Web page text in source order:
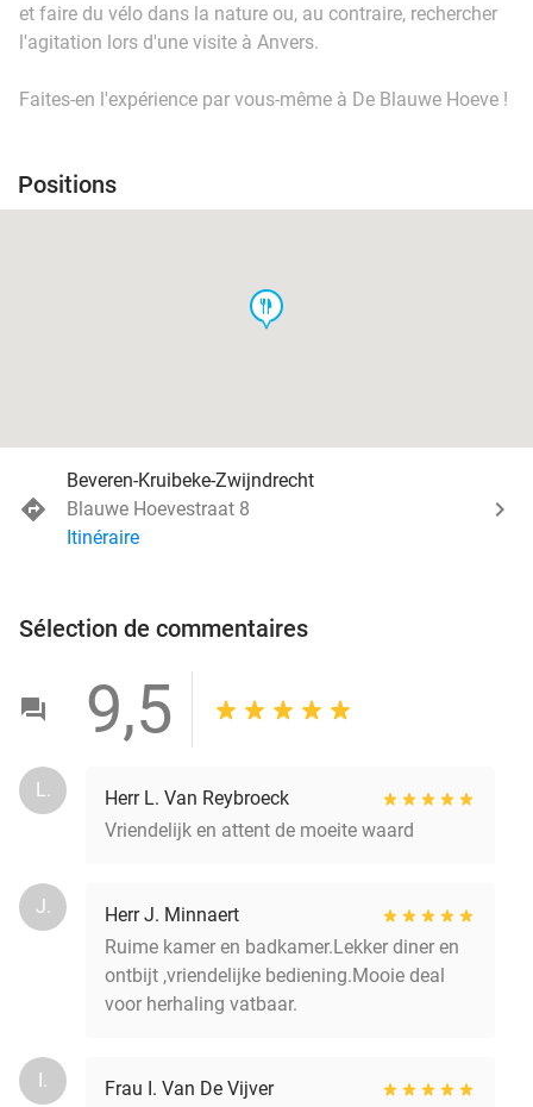
et faire du vélo dans la nature ou, au contraire, rechercher
l'agitation lors d'une visite à Anvers.
Faites-en l'expérience par vous-même à De Blauwe Hoeve !
Positions
food
Beveren-Kruibeke-Zwijndrecht
Blauwe Hoevestraat 8
Itinéraire
Sélection de commentaires
9,5
L.
Herr L. Van Reybroeck
Vriendelijk en attent de moeite waard
J.
Herr J. Minnaert
Ruime kamer en badkamer.Lekker diner en
ontbijt ,vriendelijke bediening.Mooie deal
voor herhaling vatbaar.
I.
Frau I. Van De Vijver